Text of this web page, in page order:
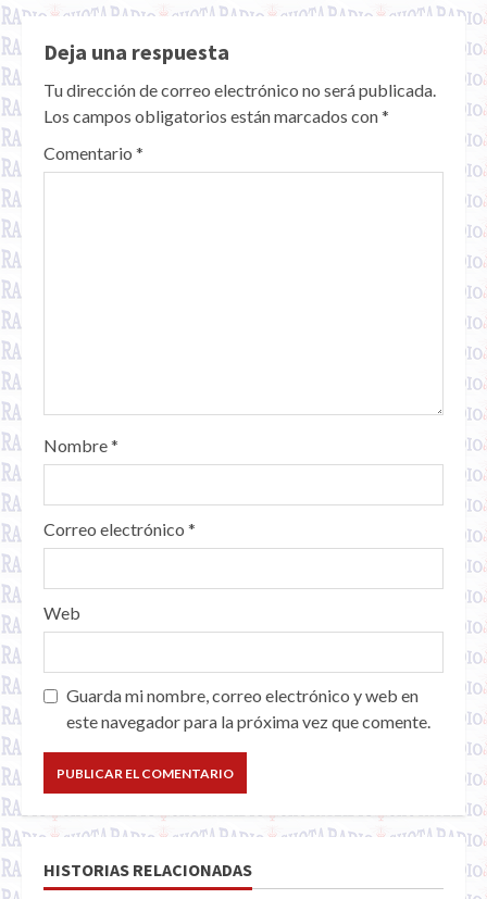
Deja una respuesta
Tu dirección de correo electrónico no será publicada.
Los campos obligatorios están marcados con*
Comentario *
Nombre*
Correo electrónico *
Web
Guarda mi nombre, correo electrónico y web en
este navegador para la próxima vez que comente.
HISTORIAS RELACIONADAS